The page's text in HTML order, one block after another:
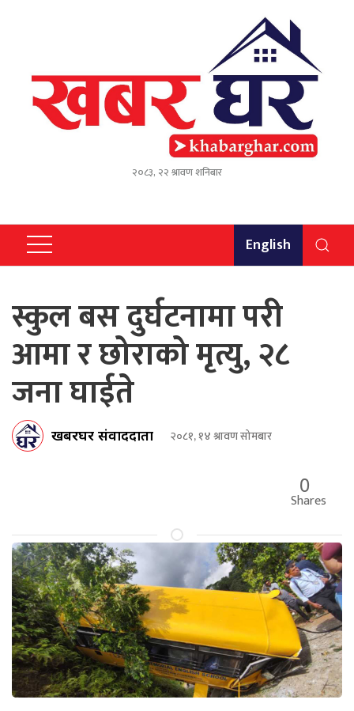
२०८३, २२ श्रावण शनिबार
English
स्कुल बस दुर्घटनामा परी
आमा र छोराको मृत्यु, २८
जना घाईते
खबरघर संवाददाता २०८१, १४ श्रावण सोमबार
0
Shares